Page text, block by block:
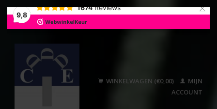
9,8
1674 Reviews ×
WINKELWAGEN (€0,00)
MIJN
ACCOUNT